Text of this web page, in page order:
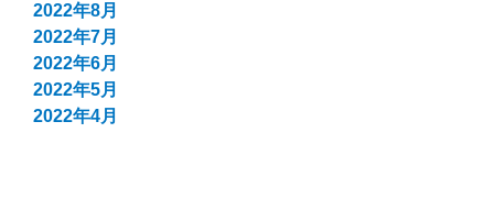
2022年8月
2022年7月
2022年6月
2022年5月
2022年4月